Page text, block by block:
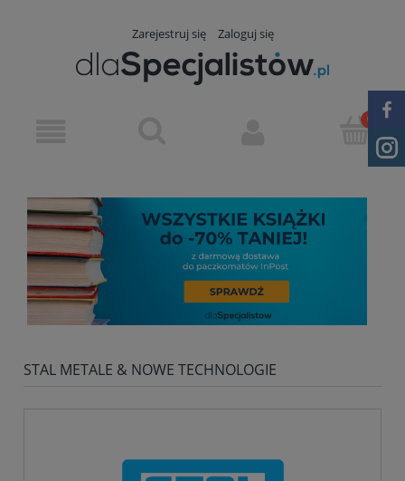
Zarejestruj się Zaloguj się
STAL METALE & NOWE TECHNOLOGIE